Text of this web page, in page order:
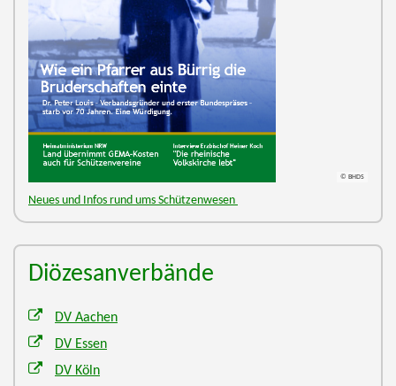
© BHDS
Neues und Infos rund ums Schützenwesen
Diözesanverbände
DV Aachen
DV Essen
DV Köln